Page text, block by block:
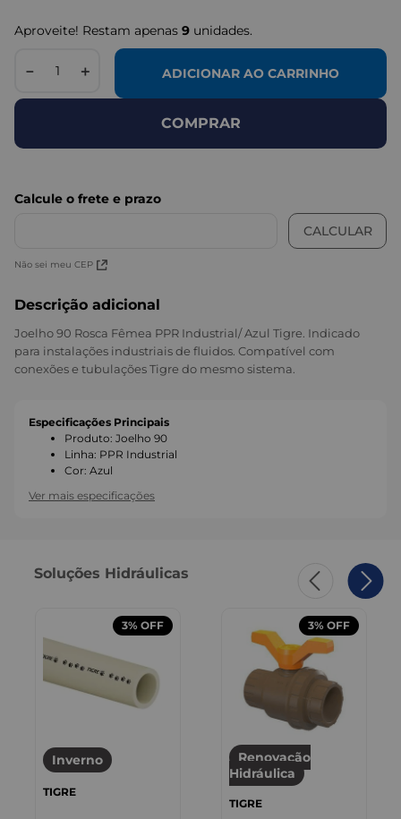
Aproveite! Restam apenas 9 unidades.
＋
－ ADICIONAR AO CARRINHO
COMPRAR
Não sei meu CEP
Descrição adicional
Joelho 90 Rosca Fêmea PPR Industrial/ Azul Tigre. Indicado
para instalações industriais de fluidos. Compatível com
conexões e tubulações Tigre do mesmo sistema.
Especificações Principais
Produto: Joelho 90
Linha: PPR Industrial
Cor: Azul
Ver mais especificações
Soluções Hidráulicas
3% OFF
Inverno
TIGRE
3% OFF
Renovação
Hidráulica
TIGRE